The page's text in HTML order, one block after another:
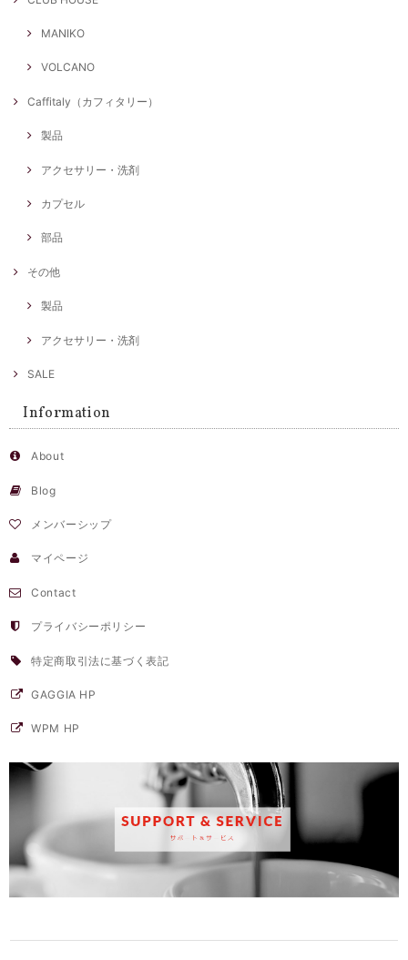
MANIKO
VOLCANO
Caffitaly（カフィタリー）
製品
アクセサリー・洗剤
カプセル
部品
その他
製品
アクセサリー・洗剤
SALE
Information
About
Blog
メンバーシップ
マイページ
Contact
プライバシーポリシー
特定商取引法に基づく表記
GAGGIA HP
WPM HP